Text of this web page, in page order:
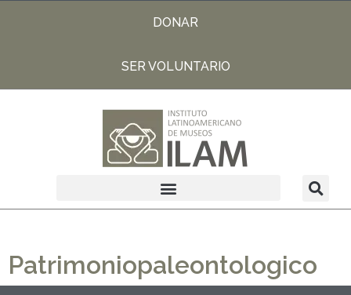
DONAR
SER VOLUNTARIO
Patrimoniopaleontologico